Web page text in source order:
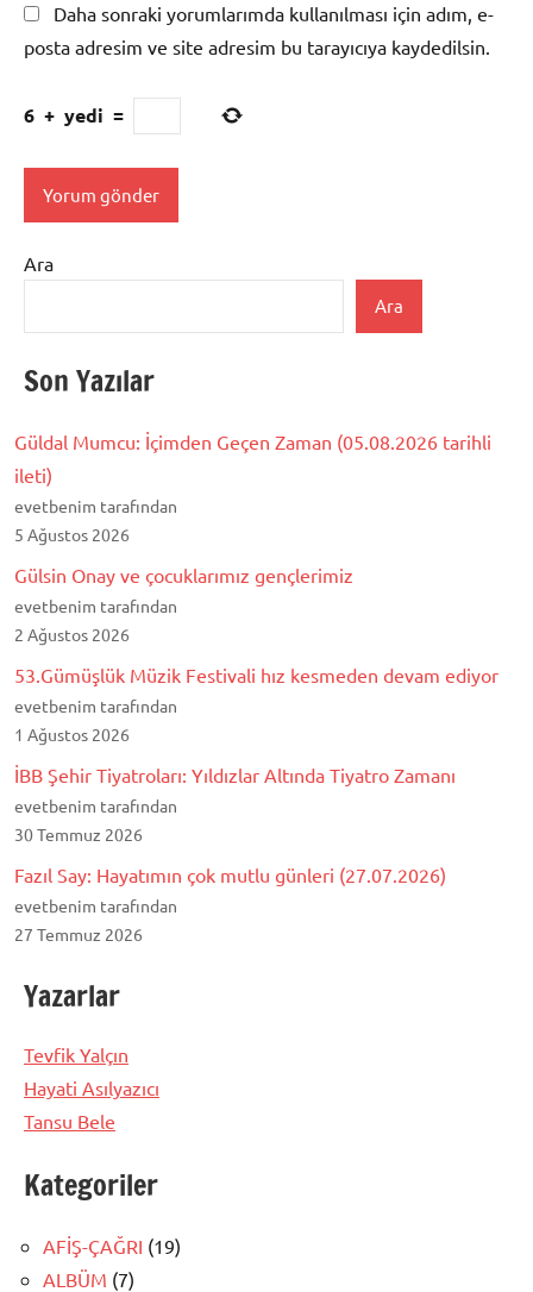
Daha sonraki yorumlarımda kullanılması için adım, e-
posta adresim ve site adresim bu tarayıcıya kaydedilsin.
6 + yedi =
Ara
Ara
Son Yazılar
Güldal Mumcu: İçimden Geçen Zaman (05.08.2026 tarihli
ileti)
evetbenim tarafından
5 Ağustos 2026
Gülsin Onay ve çocuklarımız gençlerimiz
evetbenim tarafından
2 Ağustos 2026
53.Gümüşlük Müzik Festivali hız kesmeden devam ediyor
evetbenim tarafından
1 Ağustos 2026
İBB Şehir Tiyatroları: Yıldızlar Altında Tiyatro Zamanı
evetbenim tarafından
30 Temmuz 2026
Fazıl Say: Hayatımın çok mutlu günleri (27.07.2026)
evetbenim tarafından
27 Temmuz 2026
Yazarlar
Tevfik Yalçın
Hayati Asılyazıcı
Tansu Bele
Kategoriler
AFİŞ-ÇAĞRI (19)
ALBÜM (7)